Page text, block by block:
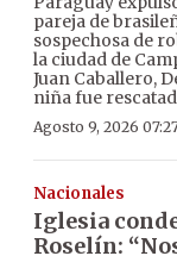
pareja de
sospechosa de
la ciudad de
Juan Caballero,
niña fue
Agosto 9, 2026
Nacionales
Iglesia
Roselín: